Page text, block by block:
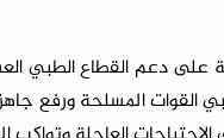
دعم القطاع الطبي
القوات المسلحة ورفع